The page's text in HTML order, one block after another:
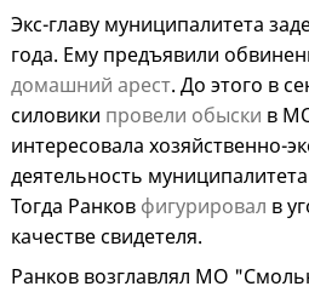
Экс-главу муниципалитета
года. Ему предъявили
домашний арест. До этого в
силовики провели обыски в
интересовала хозяйственно-
деятельность
Тогда Ранков фигурировал в
качестве свидетеля.
Ранков возглавлял МО